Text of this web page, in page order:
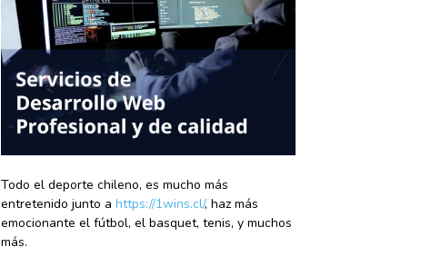
Todo el deporte chileno, es mucho más
entretenido junto a https://1wins.cl/, haz más
emocionante el fútbol, el basquet, tenis, y muchos
más.